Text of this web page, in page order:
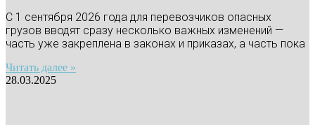
С 1 сентября 2026 года для перевозчиков опасных
грузов вводят сразу несколько важных изменений —
часть уже закреплена в законах и приказах, а часть пока
Читать далее »
28.03.2025